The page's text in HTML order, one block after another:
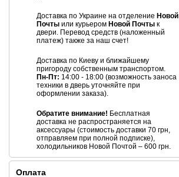
Доставка по Украине на отделение Новой
Почты или курьером Новой Почты к
двери. Перевод средств (наложенный
платеж) также за наш счет!
Доставка по Киеву и ближайшему
пригороду собственным транспортом.
Пн-Пт: 14:00 - 18:00 (возможность заноса
техники в дверь уточняйте при
оформлении заказа).
Обратите внимание! Бесплатная
доставка не распространяется на
аксессуары (стоимость доставки 70 грн,
отправляем при полной подписке),
холодильников Новой Почтой – 600 грн.
Оплата